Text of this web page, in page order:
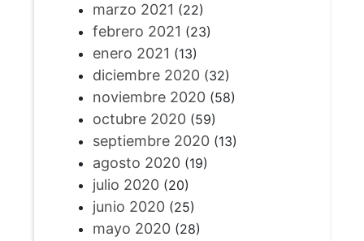
marzo 2021 (22)
febrero 2021 (23)
enero 2021 (13)
diciembre 2020(32)
noviembre 2020(58)
octubre 2020(59)
septiembre 2020(13)
agosto 2020(19)
julio 2020(20)
junio 2020(25)
mayo 2020(28)